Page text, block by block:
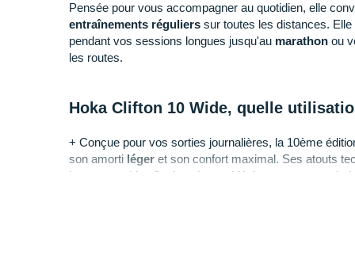
Pensée pour vous accompagner au quotidien, elle
entraînements réguliers sur toutes les distances.
pendant vos sessions longues jusqu'au marathon ou
les routes.
Hoka Clifton 10 Wide, quelle
+ Conçue pour vos sorties journalières, la 10ème
son amorti léger et son confort maximal. Ses atouts
incontournable afin de préparer idéalement vos